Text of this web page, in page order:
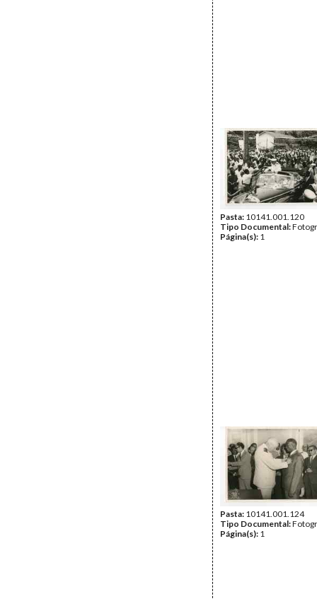
Pasta: 10141.001.120
Tipo Documental:
Página(s): 1
Pasta: 10141.001.124
Tipo Documental:
Página(s): 1